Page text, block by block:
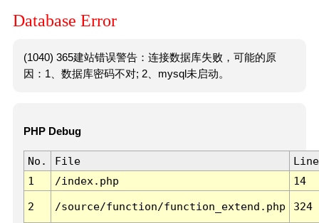
Database Error
(1040) 365建站错误警告：连接数据库失败，可能的原
因：1、数据库密码不对; 2、mysql未启动。
PHP Debug
No. File
Line
1
/index.php 14
2 /source/function/function_extend.php 324